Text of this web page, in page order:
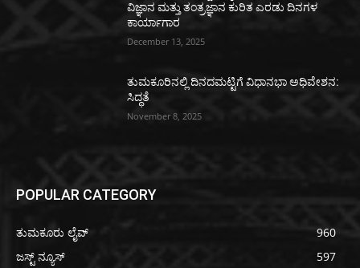
ವಿಜ್ಞಾನ ಮತ್ತು ತಂತ್ರಜ್ಞಾನ ಕುರಿತ ಎರಡು ದಿನಗಳ
ಕಾರ್ಯಾಗಾರ
December 13, 2025
ತುಮಕೂರಿನಲ್ಲಿ ದಿನದಮಟ್ಟಿಗೆ ವಿಧಾನಭಾ ಅಧಿವೇಶನ:
ಸಿದ್ಧತೆ
November 8, 2025
POPULAR CATEGORY
ತುಮಕೂರು ಲೈವ್
960
ಜಸ್ಟ್ ನ್ಯೂಸ್
597